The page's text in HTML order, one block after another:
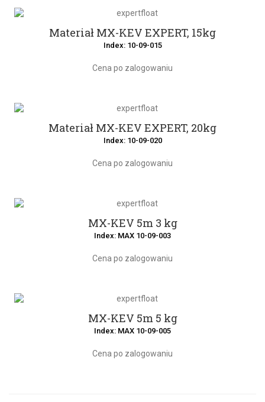
Materiał MX-KEV EXPERT, 15kg
Index: 10-09-015
Cena po zalogowaniu
Materiał MX-KEV EXPERT, 20kg
Index: 10-09-020
Cena po zalogowaniu
MX-KEV 5m 3 kg
Index: MAX 10-09-003
Cena po zalogowaniu
MX-KEV 5m 5 kg
Index: MAX 10-09-005
Cena po zalogowaniu